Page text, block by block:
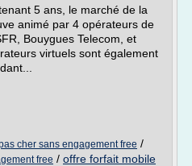
5 ans, le marché de la
animé par 4 opérateurs de
Bouygues Telecom, et
virtuels sont également
cher sans engagement free /
free / offre forfait mobile